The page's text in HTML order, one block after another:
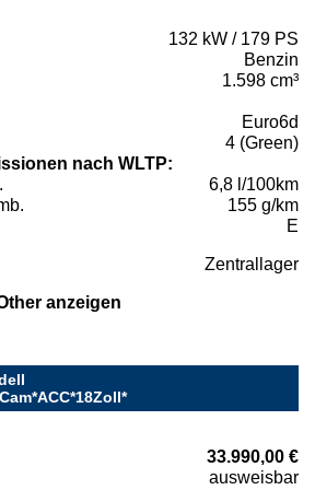
132 kW / 179 PS
Benzin
1.598 cm³
Euro6d
4 (Green)
nach WLTP:
6,8 l/100km
155 g/km
E
Zentrallager
anzeigen
33.990,00 €
ausweisbar